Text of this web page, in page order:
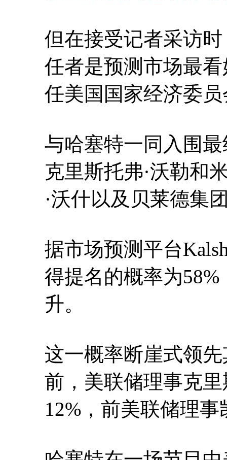
但在接受记者采访
任者是预测市场最
任美国国家经济委
与哈塞特一同入围
克里斯托弗·沃勒和
·沃什以及贝莱德集
据市场预测平台
得提名的概率为
升。
这一概率断崖式领
前，美联储理事克
12%，前美联储理事